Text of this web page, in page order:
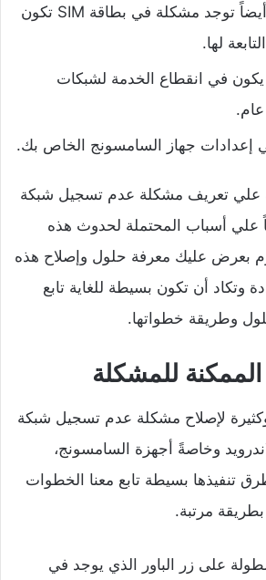
يمكن أن يكون أيضاً توجد مشكلة في بطاقة SIM تكون
لها.
في انقطاع الخدمة لشبكات
إعدادات جهاز السامسونج الخاص بك.
علي تعريف مشكلة عدم تسجيل شبكة
علي أسباب المحتملة لحدوث هذه
بعرض عليك معرفة حلول وإصلاح هذه
وتكاد أن تكون بسيطة للغاية تابع
وطريقة خطواتها.
للمشكلة
لإصلاح مشكلة عدم تسجيل شبكة
وخاصةً أجهزة السامسونج،
تنفيذها بسيطة تابع معنا الخطوات
مرتبة.
على زر الباور الذي يوجد في